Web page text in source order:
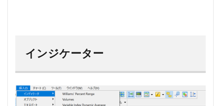
インジケーター